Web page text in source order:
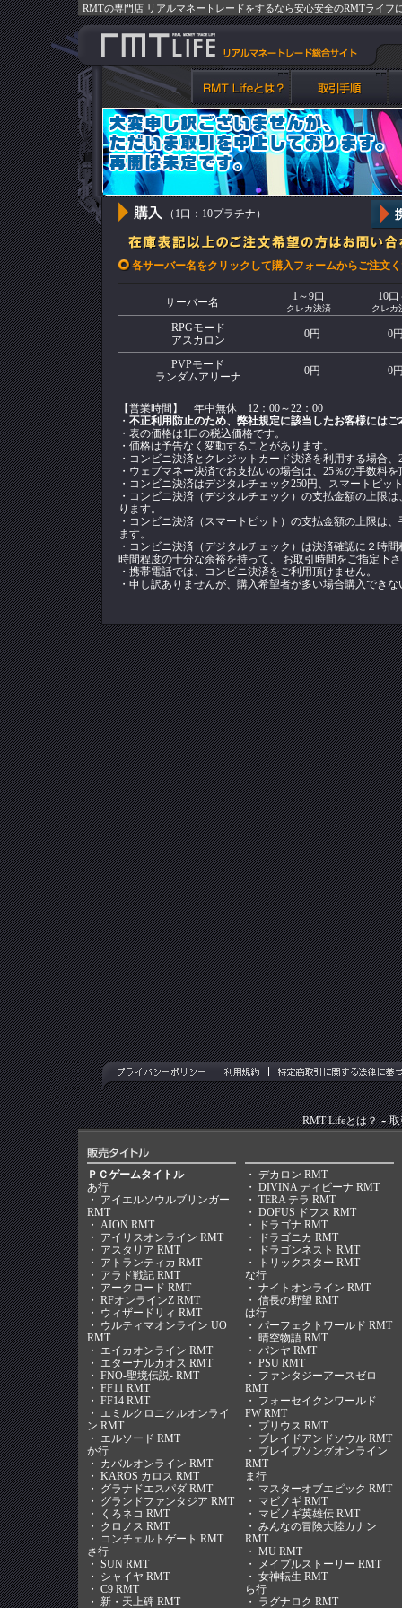
RMTの専門店 リアルマネートレードをするなら安心安全のRMTライフ
（1口：10プラチナ）
各サーバー名をクリックして購入フォームからご注文
サーバー名 1～9口
クレカ決済
10口
クレカ
RPGモード
アスカロン
0円 0
PVPモード
ランダムアリーナ
0円 0
【営業時間】 年中無休 12：00～22：00
・ 不正利用防止のため、弊社規定に該当したお客様には
・表の価格は1口の税込価格です。
・価格は予告なく変動することがあります。
・コンビニ決済とクレジットカード決済を利用する場合
・ウェブマネー決済でお支払いの場合は、25％の手数料
・コンビニ決済はデジタルチェック250円、スマートピッ
・コンビニ決済（デジタルチェック）の支払金額の上限
ります。
・コンビニ決済（スマートピット）の支払金額の上限は
ます。
・コンビニ決済（デジタルチェック）は決済確認に２時
時間程度の十分な余裕を持って、 お取引時間をご指定下
・携帯電話では、コンビニ決済をご利用頂けません。
・申し訳ありませんが、購入希望者が多い場合購入でき
RMT Lifeとは？-
ＰＣゲームタイトル
あ行
・ アイエルソウルブリンガー
RMT
・ AION RMT
・ アイリスオンライン RMT
・ アスタリア RMT
・ アトランティカ RMT
・ アラド戦記 RMT
・ アークロード RMT
・ RFオンラインZ RMT
・ ウィザードリィ RMT
・ ウルティマオンライン UO
RMT
・ エイカオンライン RMT
・ エターナルカオス RMT
・ FNO-聖境伝説- RMT
・ FF11 RMT
・ FF14 RMT
・ エミルクロニクルオンライ
ン RMT
・ エルソード RMT
か行
・ カバルオンライン RMT
・ KAROS カロス RMT
・ グラナドエスパダ RMT
・ グランドファンタジア RMT
・
くろネコ RMT
・ クロノス RMT
・ コンチェルトゲート RMT
さ行
・ SUN RMT
・ シャイヤ RMT
・ C9 RMT
・ 新・天上碑 RMT
・ デカロン RMT
・ DIVINA ディビーナ RMT
・ TERA テラ RMT
・ DOFUS ドフス RMT
・
ドラゴナ RMT
・
ドラゴニカ RMT
・
ドラゴンネスト RMT
・
トリックスター RMT
な行
・ ナイトオンライン RMT
・ 信長の野望 RMT
は行
・ パーフェクトワールド RMT
・ 晴空物語 RMT
・ パンヤ RMT
・ PSU RMT
・ ファンタジーアースゼロ
RMT
・ フォーセイクンワールド
FW RMT
・ プリウス RMT
・ ブレイドアンドソウル RMT
・ ブレイブソングオンライン
RMT
ま行
・ マスターオブエピック RMT
・ マビノギ RMT
・ マビノギ英雄伝 RMT
・ みんなの冒険大陸カナン
RMT
・ MU RMT
・
メイプルストーリー RMT
・ 女神転生 RMT
ら行
・ ラグナロク RMT